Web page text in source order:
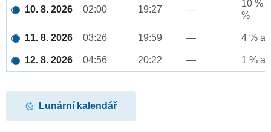
10. 8. 2026 02:00 19:27 —
10 %
%
11. 8. 2026 03:26 19:59 — 4 %
12. 8. 2026 04:56 20:22 — 1 %
Lunární kalendář